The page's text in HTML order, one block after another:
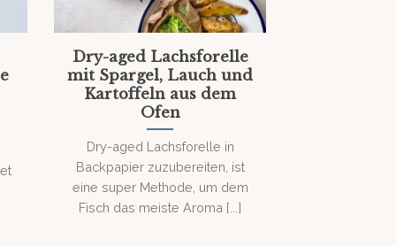
Dry-aged Lachsforelle
mit Spargel, Lauch und
Kartoffeln aus dem
Ofen
Dry-aged Lachsforelle in
Backpapier zuzubereiten, ist
eine super Methode, um dem
Fisch das meiste Aroma [...]